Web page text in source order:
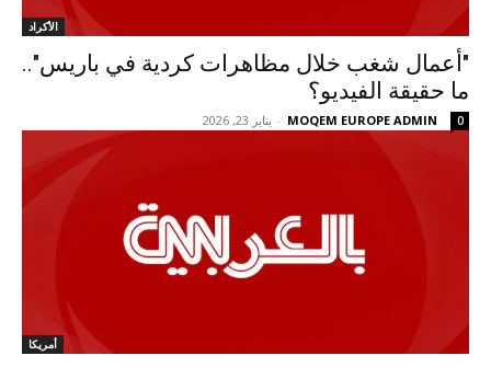
الأكراد
"أعمال شغب خلال مظاهرات كردية في باريس"..
ما حقيقة الفيديو؟
MOQEM EUROPE ADMIN
- يناير 23, 2026 0
أمريكا